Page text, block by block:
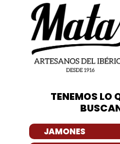
TENEMOS LO
JAMONES